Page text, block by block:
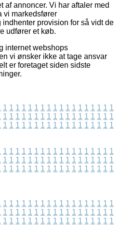
af annoncer. Vi har aftaler med
vi markedsfører
provision for så vidt de
udfører et køb.
internet webshops
vi ønsker ikke at tage ansvar
er foretaget siden sidste
1 1 1 1 1 1 1 1 1 1 1 1 1 1 1 1 1 1
1 1 1 1 1 1 1 1 1 1 1 1 1 1 1 1 1 1
1 1 1 1 1 1 1 1 1 1 1 1 1 1 1 1 1 1
1 1 1 1 1 1 1 1 1 1 1 1 1 1 1 1 1 1
1 1 1 1 1 1 1 1 1 1 1 1 1 1 1 1 1 1
1 1 1 1 1 1 1 1 1 1 1 1 1 1 1 1 1 1
1 1 1 1 1 1 1 1 1 1 1 1 1 1 1 1 1 1
1 1 1 1 1 1 1 1 1 1 1 1 1 1 1 1 1 1
1 1 1 1 1 1 1 1 1 1 1 1 1 1 1 1 1 1